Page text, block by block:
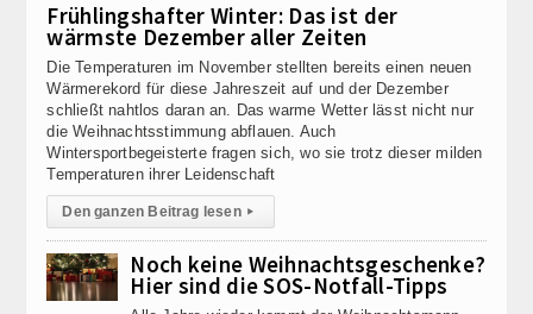
Frühlingshafter Winter: Das ist der
wärmste Dezember aller Zeiten
Die Temperaturen im November stellten bereits einen neuen
Wärmerekord für diese Jahreszeit auf und der Dezember
schließt nahtlos daran an. Das warme Wetter lässt nicht nur
die Weihnachtsstimmung abflauen. Auch
Wintersportbegeisterte fragen sich, wo sie trotz dieser milden
Temperaturen ihrer Leidenschaft
Den ganzen Beitrag lesen ▸
Noch keine Weihnachtsgeschenke?
Hier sind die SOS-Notfall-Tipps